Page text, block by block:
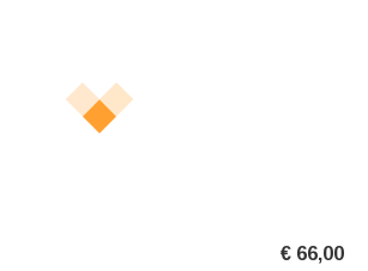
€ 66,00